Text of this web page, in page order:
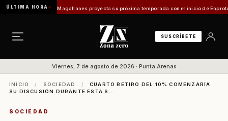
ÚLTIMA HORA
Turismo en Magallanes proyecta su próxima temporada con el inicio de Enprotur
SUSCRÍBETE
Viernes, 7 de agosto de 2026 · Punta Arenas
INICIO / SOCIEDAD /
CUARTO RETIRO DEL 10% COMENZARÍA
SU DISCUSIÓN DURANTE ESTA S...
SOCIEDAD